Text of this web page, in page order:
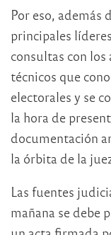
Por eso, además
principales
consultas con los
técnicos que
electorales y se
la hora de
documentación
la órbita de la
Las fuentes
mañana se debe